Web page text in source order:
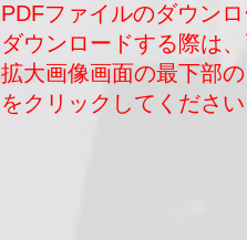
PDFファイルのダウンロ
ダウンロードする際は
拡大画像画面の最下部
をクリックしてください